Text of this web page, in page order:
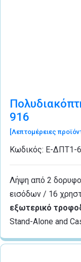
916
[Λεπτομέρειες
Κωδικός: Ε-ΔΠΤ1-
Λήψη από 2
εισόδων / 16
εξωτερικό
Stand-Alone and